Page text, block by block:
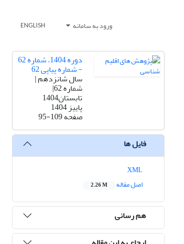
ورود به سامانه ENGLISH
دوره 1404، شماره 62
- شماره پیاپی 62
سال شانزدهم |
شماره 62|
تابستان1404
پاییز 1404
صفحه95-109
فایل ها
اصل مقاله
2.26 M
هم رسانی